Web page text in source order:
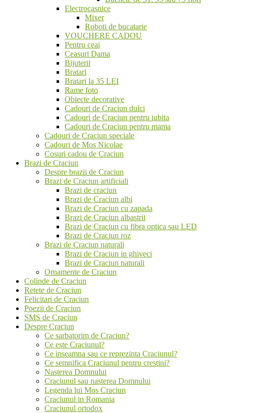
Electrocasnice
Mixer
Roboti de bucatarie
VOUCHERE CADOU
Pentru ceai
Ceasuri Dama
Bijuterii
Bratari
Bratari la 35 LEI
Rame foto
Obiecte decorative
Cadouri de Craciun dulci
Cadouri de Craciun pentru iubita
Cadouri de Craciun pentru mama
Cadouri de Craciun speciale
Cadouri de Mos Nicolae
Cosuri cadou de Craciun
Brazi de Craciun
Despre brazii de Craciun
Brazi de Craciun artificiali
Brazi de craciun
Brazi de Craciun albi
Brazi de Craciun cu zapada
Brazi de Craciun albastrii
Brazi de Craciun cu fibra optica sau LED
Brazi de Craciun roz
Brazi de Craciun naturali
Brazi de Craciun in ghiveci
Brazi de Craciun naturali
Ornamente de Craciun
Colinde de Craciun
Retete de Craciun
Felicitari de Craciun
Poezii de Craciun
SMS de Craciun
Despre Craciun
Ce sarbatorim de Craciun?
Ce este Craciunul?
Ce inseamna sau ce reprezinta Craciunul?
Ce semnifica Craciunul pentru crestini?
Nasterea Domnului
Craciunul sau nasterea Domnului
Legenda lui Mos Craciun
Craciunul in Romania
Craciunul ortodox